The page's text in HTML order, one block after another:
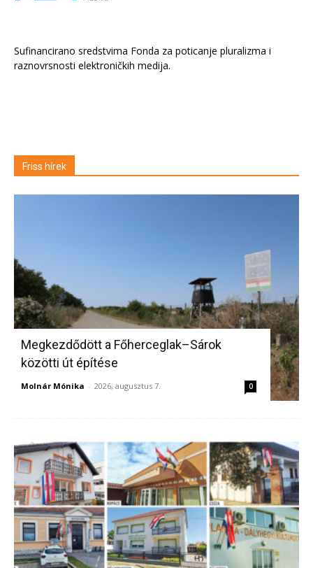
Sufinancirano sredstvima Fonda za poticanje pluralizma i
raznovrsnosti elektroničkih medija.
Friss hírek
Megkezdődött a Főherceglak–Sárok
közötti út építése
Molnár Mónika - 2026, augusztus 7. 0